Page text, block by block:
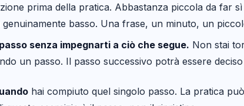
prima della pratica. Abbastanza piccola da far
genuinamente basso. Una frase, un minuto, un
senza impegnarti a ciò che segue. Non stai
un passo. Il passo successivo potrà essere
hai compiuto quel singolo passo. La pratica